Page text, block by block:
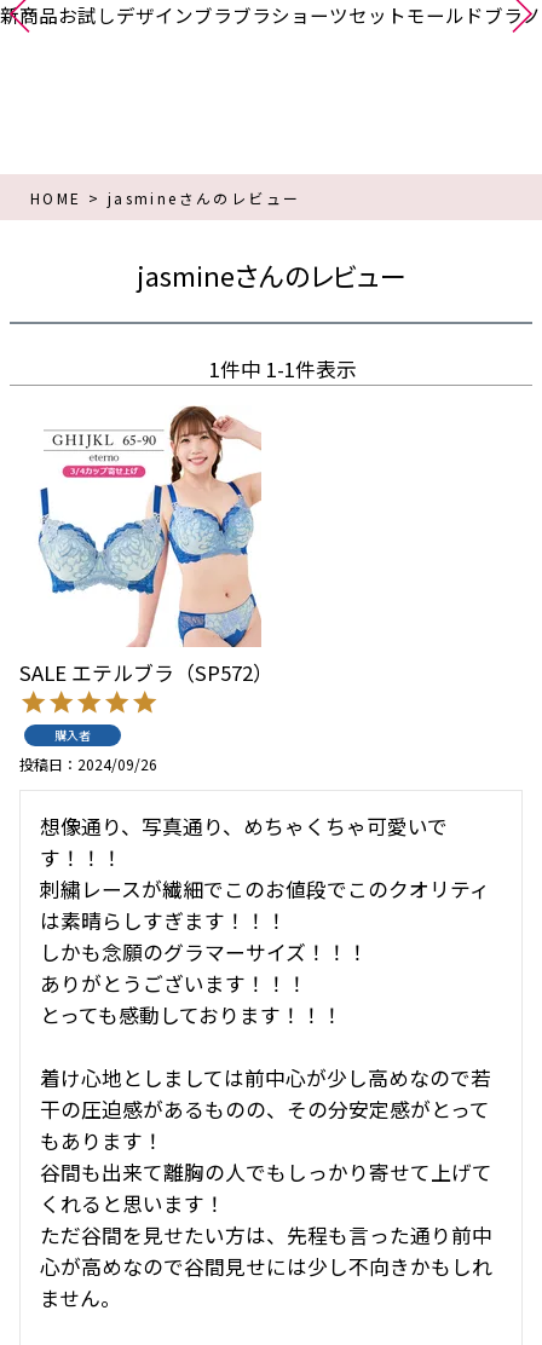
新商品お試しデザインブラブラショーツセットモールドブラ
HOME jasmineさんのレビュー
jasmineさんのレビュー
1件中 1-1件表示
SALE エテルブラ（SP572）
購入者
投稿日 2024/09/26
想像通り、写真通り、めちゃくちゃ可愛いで
す！！！
刺繍レースが繊細でこのお値段でこのクオリティ
は素晴らしすぎます！！！
しかも念願のグラマーサイズ！！！
ありがとうございます！！！
とっても感動しております！！！
着け心地としましては前中心が少し高めなので若
干の圧迫感があるものの、その分安定感がとって
もあります！
谷間も出来て離胸の人でもしっかり寄せて上げて
くれると思います！
ただ谷間を見せたい方は、先程も言った通り前中
心が高めなので谷間見せには少し不向きかもしれ
ません。